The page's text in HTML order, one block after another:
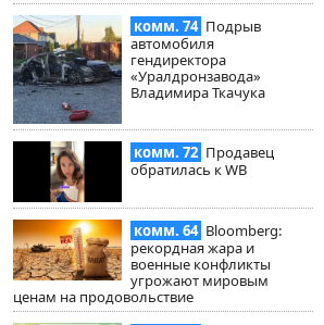
комм. 74 Подрыв
автомобиля
гендиректора
«Уралдронзавода»
Владимира Ткачука
комм. 72 Продавец
обратилась к WB
комм. 64 Bloomberg:
рекордная жара и
военные конфликты
угрожают мировым
ценам на продовольствие